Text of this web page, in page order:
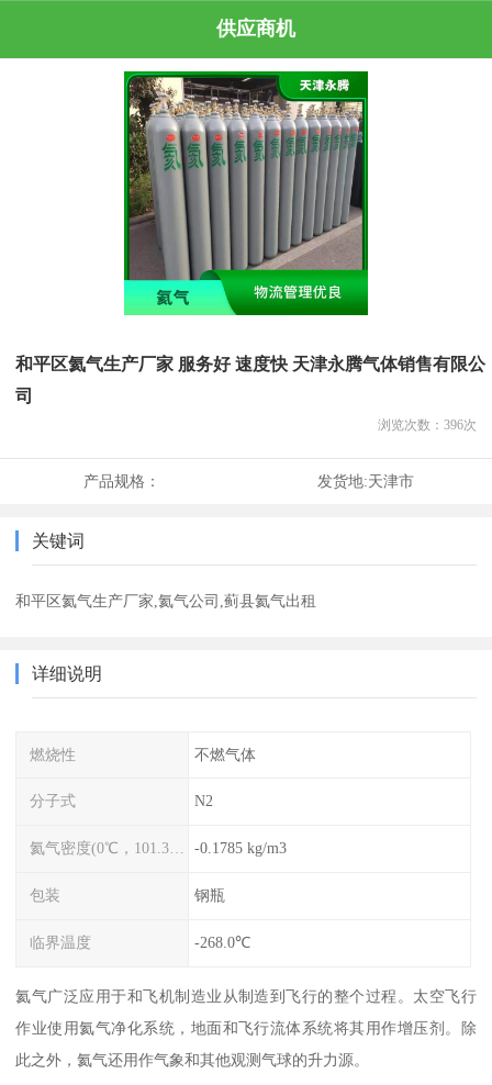
供应商机
和平区氦气生产厂家 服务好 速度快 天津永腾气体销售有限公
司
浏览次数： 396次
产品规格： 发货地:天津市
关键词
和平区氦气生产厂家,氦气公司,蓟县氦气出租
详细说明
燃烧性 不燃气体
分子式 N2
氦气密度(0℃，101.325kPa) -0.1785 kg/m3
包装 钢瓶
临界温度 -268.0℃
氦气广泛应用于和飞机制造业从制造到飞行的整个过程。太空飞行
作业使用氦气净化系统，地面和飞行流体系统将其用作增压剂。除
此之外，氦气还用作气象和其他观测气球的升力源。